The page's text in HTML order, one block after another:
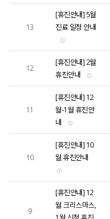
13
[휴진안내] 5월
진료 일정 안내
12
[휴진안내] 2월
휴진안내
11
[휴진안내] 12
월-1월 휴진안
내
10
[휴진안내] 10
월 휴진안내
9
[휴진안내] 12
월 크리스마스,